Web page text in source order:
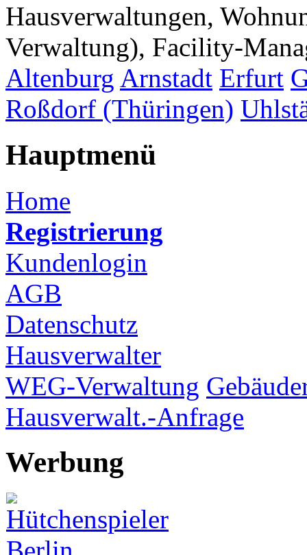
Hausverwaltungen,
Verwaltung), Facility-
Altenburg Arnstadt Erfurt
Roßdorf (Thüringen)
Hauptmenü
Home
Registrierung
Kundenlogin
AGB
Datenschutz
Hausverwalter
WEG-Verwaltung
Hausverwalt.-Anfrage
Werbung